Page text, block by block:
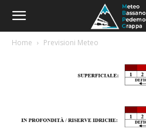
Home Previsioni Meteo